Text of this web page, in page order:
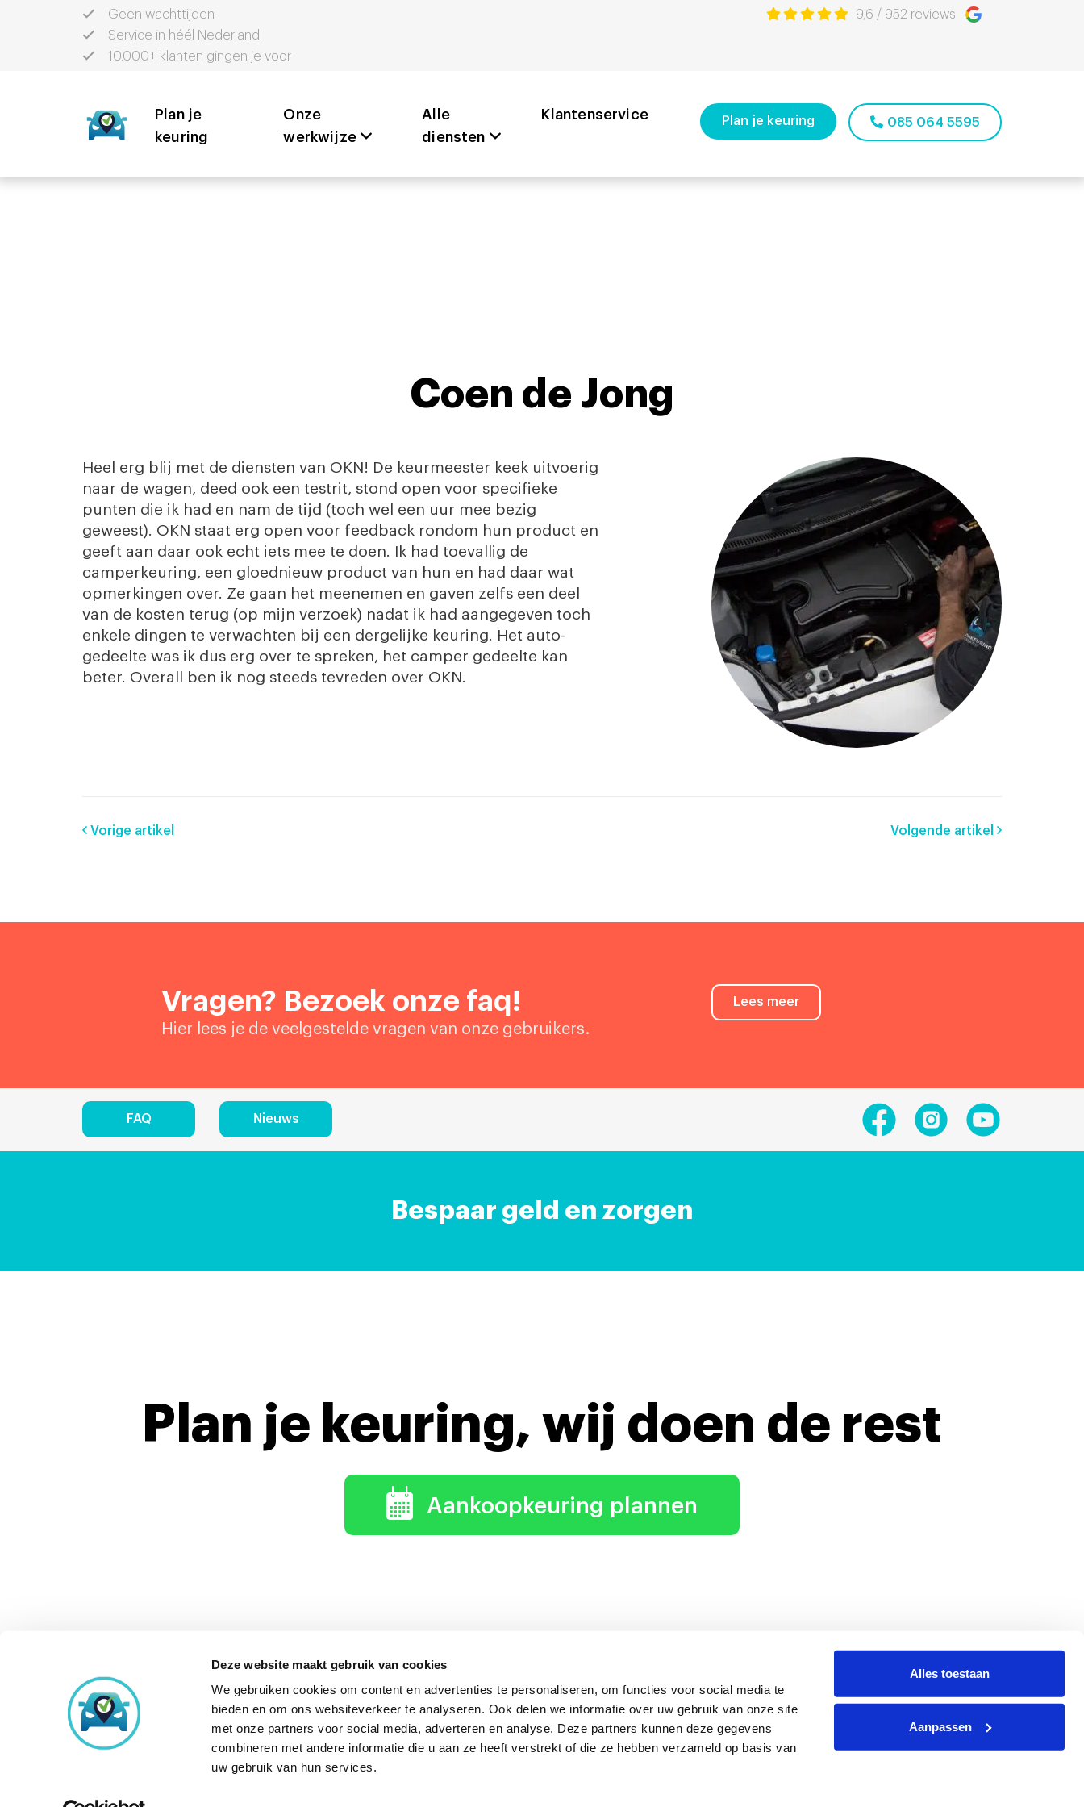
Deze website maakt gebruik van cookies
We gebruiken cookies om content en advertenties te personaliseren, om functies voor social media te
bieden en om ons websiteverkeer te analyseren. Ook delen we informatie over uw gebruik van onze site
met onze partners voor social media, adverteren en analyse. Deze partners kunnen deze gegevens
combineren met andere informatie die u aan ze heeft verstrekt of die ze hebben verzameld op basis van
uw gebruik van hun services.
Alles toestaan
Aanpassen
Geen wachttijden
Service in héél Nederland
10.000+ klanten gingen je voor
9,6 / 952 reviews
Plan je
keuring
Onze
werkwijze
Alle
diensten
Klantenservice Plan je keuring 085 064 5595
Coen de Jong
Heel erg blij met de diensten van OKN! De keurmeester keek uitvoerig
naar de wagen, deed ook een testrit, stond open voor specifieke
punten die ik had en nam de tijd (toch wel een uur mee bezig
geweest). OKN staat erg open voor feedback rondom hun product en
geeft aan daar ook echt iets mee te doen. Ik had toevallig de
camperkeuring, een gloednieuw product van hun en had daar wat
opmerkingen over. Ze gaan het meenemen en gaven zelfs een deel
van de kosten terug (op mijn verzoek) nadat ik had aangegeven toch
enkele dingen te verwachten bij een dergelijke keuring. Het auto-
gedeelte was ik dus erg over te spreken, het camper gedeelte kan
beter. Overall ben ik nog steeds tevreden over OKN.
Vorige artikel Volgende artikel
Vragen? Bezoek onze faq!
Hier lees je de veelgestelde vragen van onze gebruikers.
Lees meer
FAQ Nieuws
Bespaar geld en zorgen
Plan je keuring, wij doen de rest
Aankoopkeuring plannen
Onze aankoopkeuring verdient zich altijd terug Hoe dan?